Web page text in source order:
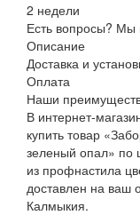
2 недели
Есть вопросы? Мы
Описание
Доставка и
Оплата
Наши
В интернет-
купить товар
зеленый опал» по
из профнастила
доставлен на ваш
Калмыкия.